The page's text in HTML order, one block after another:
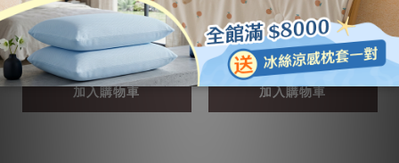
天絲【美食派對】鋪棉
床包兩用被組 ｜ 10
0%萊賽爾纖維
NT$4,180 ~ NT$4,580
NT$5,080
加入購物車
舒芙被【兩款任選】｜
可水洗
NT$1,780 ~ NT$1,880
NT$2,280
加入購物車